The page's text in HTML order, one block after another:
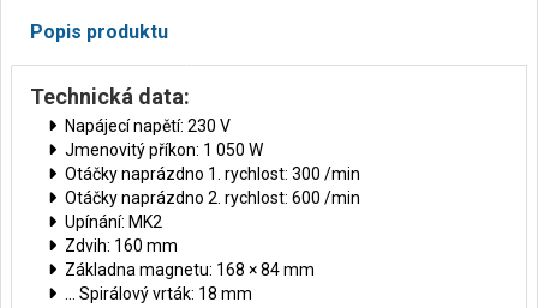
Popis produktu
Technická data:
Napájecí napětí: 230 V
Jmenovitý příkon: 1 050 W
Otáčky naprázdno 1. rychlost: 300 /min
Otáčky naprázdno 2. rychlost: 600 /min
Upínání: MK2
Zdvih: 160 mm
Základna magnetu: 168 × 84 mm
… Spirálový vrták: 18 mm